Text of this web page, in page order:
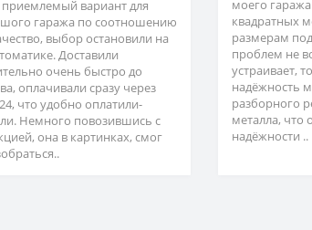
приемлемый вариант для
гаража по соотношению
выбор остановили на
Доставили
очень быстро до
оплачивали сразу через
что удобно оплатили-
Немного повозившись с
она в картинках, смог
моего гаража
квадратных
размерам
проблем не
устраивает,
надёжность
разборного
металла, что
надёжности ..